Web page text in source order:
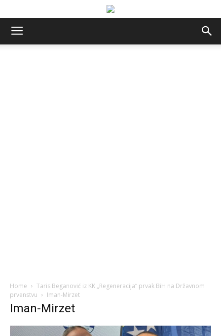
Home
Taris Beganović iz KK „Regeneracija“ prvak BiH na Državnom
prvenstvu
Iman-Mirzet
Iman-Mirzet